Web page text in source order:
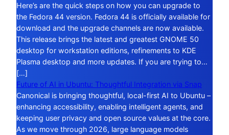
Here’s are the quick steps on how you can upgrade to
the Fedora 44 version. Fedora 44 is officially available for
download and the upgrade channels are now available.
This release brings the latest and greatest GNOME 50
desktop for workstation editions, refinements to KDE
Plasma desktop and more updates. If you are trying to…
[…]
Future of AI in Ubuntu: Thoughtful Integration via Snap
Canonical is bringing thoughtful, local-first AI to Ubuntu –
enhancing accessibility, enabling intelligent agents, and
keeping user privacy and open source values at the core.
As we move through 2026, large language models